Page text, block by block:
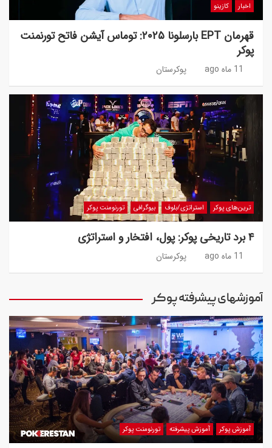
اخبار کازینو
قهرمان EPT بارسلونا ۲۰۲۵: توماس آیشن فاتح تورنمنت
پوکر
11 ماه ago پوکرستان
ترین‌های پوکر استراتژی/بلوف بیوگرافی تورنومنت پوکر
۴ برد تاریخی پوکر: پول، افتخار و استراتژی
11 ماه ago پوکرستان
آموزشهای پیشرفته پوکر
آموزش پوکر آموزش پیشرفته تورنومنت پوکر